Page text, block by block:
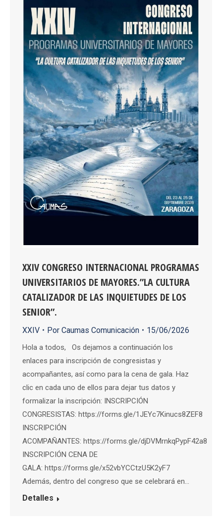
XXIV CONGRESO INTERNACIONAL PROGRAMAS
UNIVERSITARIOS DE MAYORES.”LA CULTURA
CATALIZADOR DE LAS INQUIETUDES DE LOS
SENIOR”.
XXIV Por Caumas Comunicación 15/06/2026
Hola a todos, Os dejamos a continuación los
enlaces para inscripción de congresistas y
acompañantes, así como para la cena de gala. Haz
clic en cada uno de ellos para dejar tus datos y
formalizar la inscripción: INSCRIPCIÓN
CONGRESISTAS: https://forms.gle/1JEYc7Kinucs8ZEF8
INSCRIPCIÓN
ACOMPAÑANTES: https://forms.gle/djDVMrnkqPypF42a8
INSCRIPCIÓN CENA DE
GALA: https://forms.gle/x52vbYCCtzU5K2yF7
Además, dentro del congreso que se celebrará en…
Detalles